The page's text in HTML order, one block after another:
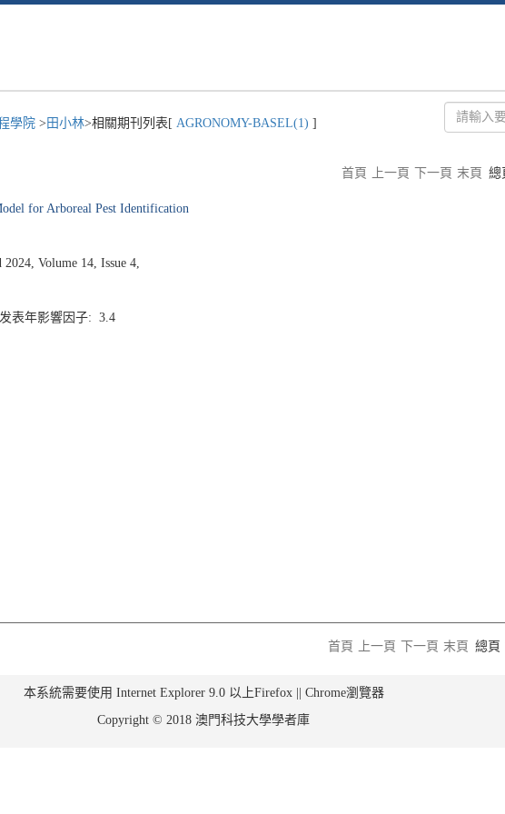
學院 > 田小林>相關期刊列表[ AGRONOMY-BASEL(1) ]
首頁 上一頁 下一頁 末頁 總
for Arboreal Pest Identification
Volume 14, Issue 4,
表年影響因子: 3.4
首頁
上一頁 下一頁 末頁 總頁
本系統需要使用 Internet Explorer 9.0 以上Firefox || Chrome瀏覽器
Copyright © 2018 澳門科技大學學者庫